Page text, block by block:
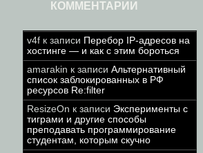
КОММЕНТАРИИ
v4f к записи Перебор IP-адресов на
хостинге — и как с этим бороться
amarakin к записи Альтернативный
список заблокированных в РФ
ресурсов Re:filter
ResizeOn к записи Эксперименты с
тиграми и другие способы
преподавать программирование
студентам, которым скучно